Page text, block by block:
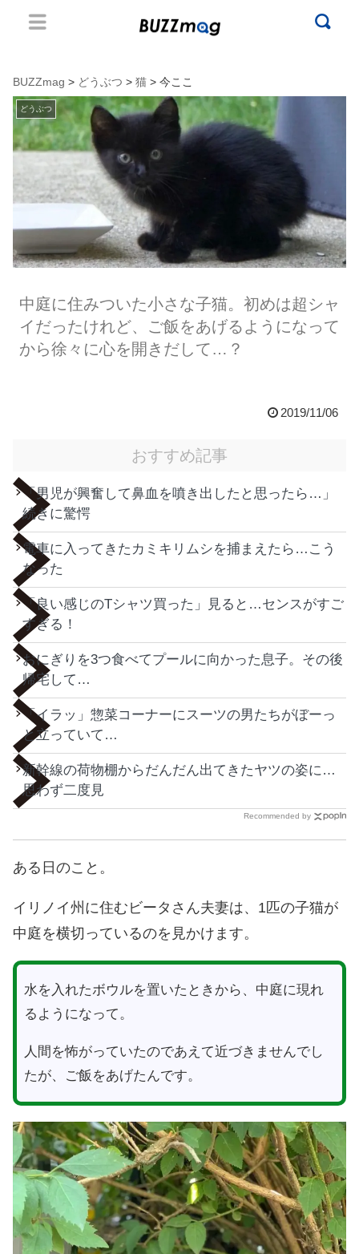
BUZZmag > どうぶつ > 猫 > 今ここ
どうぶつ
中庭に住みついた小さな子猫。初めは超シャ
イだったけれど、ご飯をあげるようになって
から徐々に心を開きだして…？
2019/11/06
おすすめ記事
「男児が興奮して鼻血を噴き出したと思ったら…」
続きに驚愕
電車に入ってきたカミキリムシを捕まえたら…こう
なった
「良い感じのTシャツ買った」見ると…センスがすご
すぎる！
おにぎりを3つ食べてプールに向かった息子。その後
帰宅して…
「イラッ」惣菜コーナーにスーツの男たちがぼーっ
と立っていて…
新幹線の荷物棚からだんだん出てきたヤツの姿に…
思わず二度見
Recommended by
ある日のこと。
イリノイ州に住むビータさん夫妻は、1匹の子猫が
中庭を横切っているのを見かけます。
水を入れたボウルを置いたときから、中庭に現れ
るようになって。
人間を怖がっていたのであえて近づきませんでし
たが、ご飯をあげたんです。